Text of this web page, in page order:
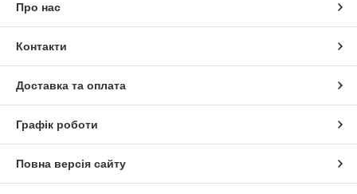
Про нас
Контакти
Доставка та оплата
Графік роботи
Повна версія сайту